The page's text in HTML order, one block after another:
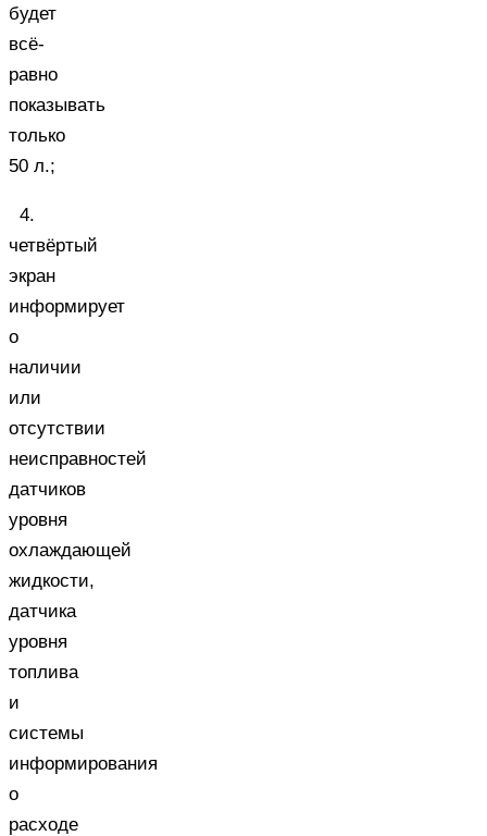
будет
всё-
равно
показывать
только
50 л.;
4.
четвёртый
экран
информирует
о
наличии
или
отсутствии
неисправностей
датчиков
уровня
охлаждающей
жидкости,
датчика
уровня
топлива
и
системы
информирования
о
расходе